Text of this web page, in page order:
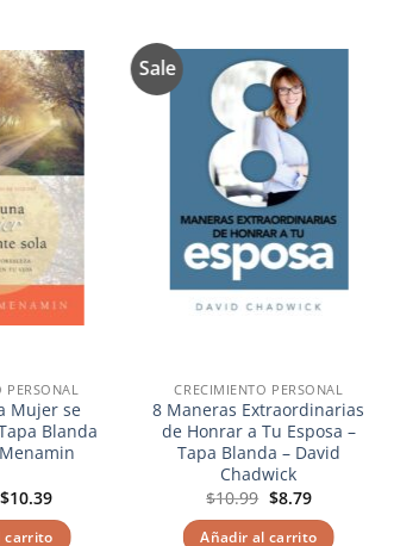
Añadir
a la
lista de
deseos
Mujer se
Blanda
El
$10.39El
actual
carrito
Sale
CRECIMIENTO PERSONAL
8 Maneras Extraordinarias
de Honrar a Tu Esposa –
Tapa Blanda – David
Chadwick
$10.99 El
original
$8.79El
actual
Añadir al carrito